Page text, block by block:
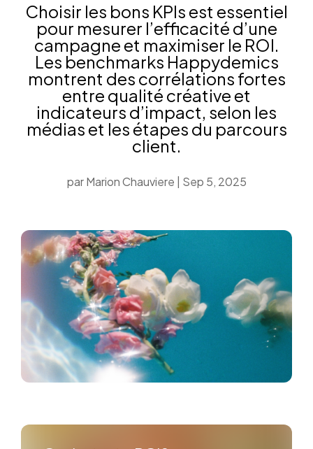
Choisir les bons KPIs est essentiel
pour mesurer l’efficacité d’une
campagne et maximiser le ROI.
Les benchmarks Happydemics
montrent des corrélations fortes
entre qualité créative et
indicateurs d’impact, selon les
médias et les étapes du parcours
client.
parMarion Chauviere Sep 5, 2025